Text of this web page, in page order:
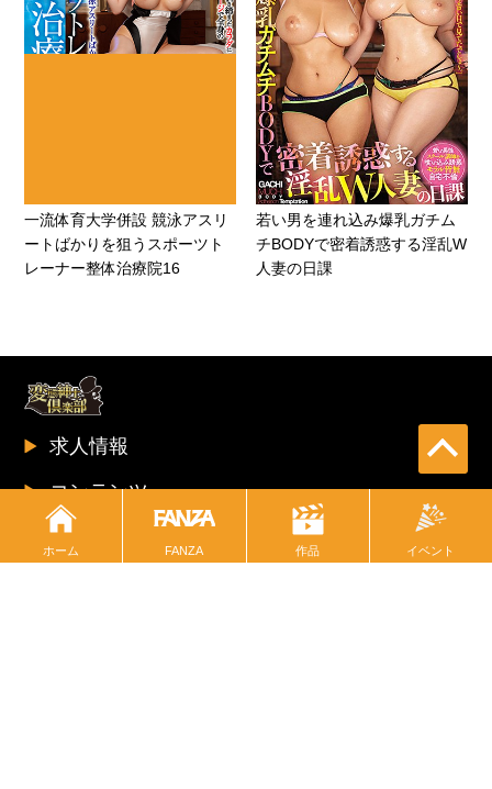
一流体育大学併設 競泳アスリ
ートばかりを狙うスポーツト
レーナー整体治療院16
若い男を連れ込み爆乳ガチム
チBODYで密着誘惑する淫乱W
人妻の日課
求人情報
コンテンツ
インフォメーション
ホーム FANZA 作品 イベント